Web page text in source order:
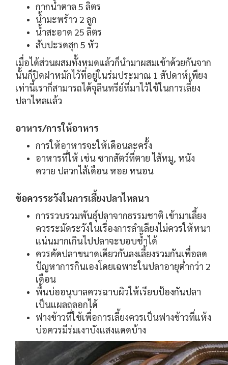
กากน้ำตาล 5 ลิตร
น้ำมะพร้าว 2 ลูก
น้ำสะอาด 25 ลิตร
สับปะรดสุก 5 หัว
เมื่อได้ส่วนผสมทั้งหมดแล้วก็นำมาผสมเข้าด้วยกันจาก
นั้นก็ปิดฝาหมักไว้ที่อยู่ในร่มประมาณ 1 สัปดาห์เพียง
เท่านี้เราก็สามารถได้จุลินทรีย์ที่มาไว้ใช้ในการเลี้ยง
ปลาไหลแล้ว
อาหาร/การให้อาหาร
การให้อาหารจะให้เดือนละครั้ง
อาหารที่ให้ เช่น ซากสัตว์ที่ตาย ไส้หมู, หนัง
ควาย ปลวกไส้เดือน หอย หนอน
ข้อควรระวังในการเลี้ยงปลาไหลนา
การรวบรวมพันธุ์ปลาจากธรรมชาติ เข้ามาเลี้ยง
ควรระมัดระวังในเรื่องการลำเลียงไม่ควรให้หนา
แน่นมากเกินไปปลาจะบอบช้ำได้
ควรคัดปลาขนาดเดียวกันลงเลี้ยงรวมกันเพื่อลด
ปัญหาการกินเองโดยเฉพาะในปลาอายุต่ำกว่า 2
เดือน
พื้นบ่ออนุบาลควรฉาบผิวให้เรียบป้องกันปลา
เป็นแผลถลอกได้
ฟางข้าวที่ใช้เพื่อการเลี้ยงควรเป็นฟางข้าวที่แห้ง
บ่อควรมีร่มเงาบังแสงแดดบ้าง